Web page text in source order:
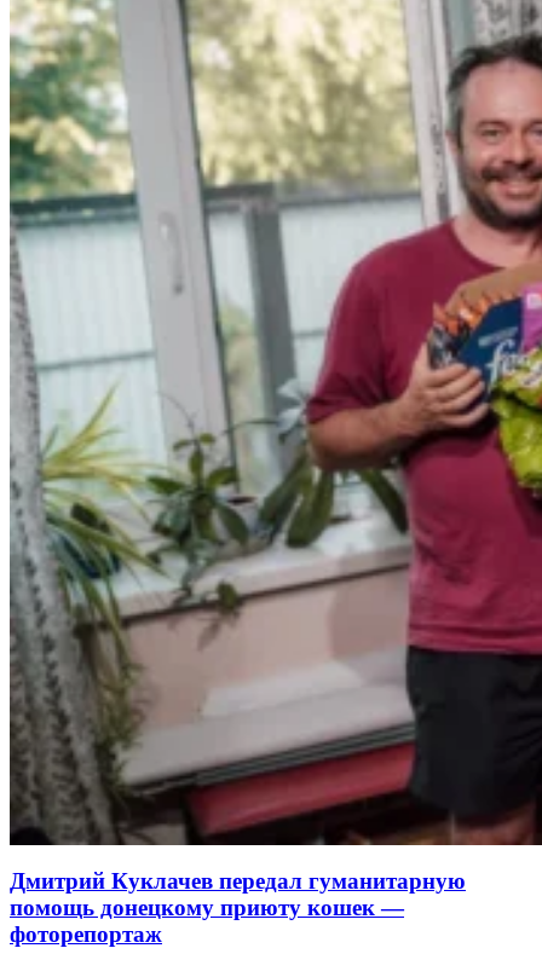
Дмитрий Куклачев передал гуманитарную
помощь донецкому приюту кошек —
фоторепортаж